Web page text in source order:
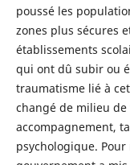
poussé les
zones plus sécures
établissements
qui ont dû subir ou
traumatisme lié à
changé de milieu de
accompagnement,
psychologique.